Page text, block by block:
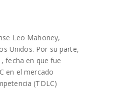
Leo Mahoney,
Unidos. Por su parte,
fecha en que fue
en el mercado
(TDLC)